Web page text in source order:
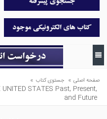
صفحه اصلی » جستوی کتاب »
STATES Past, Present,
and Future